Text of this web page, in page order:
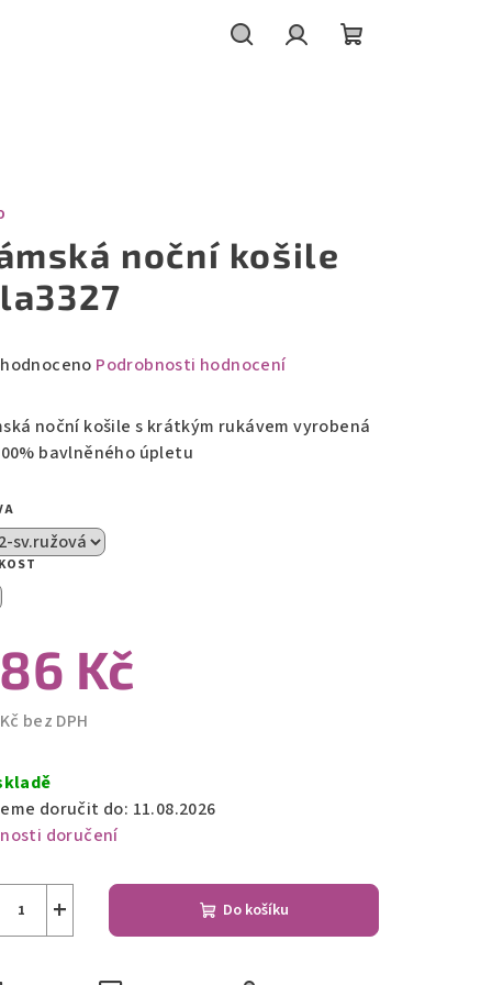
noční košile
Podrobnosti hodnocení
noční košile s krátkým rukávem vyrobená
bavlněného úpletu
Kč
bez DPH
doručit do: 11.08.2026
doručení
+ Do košíku